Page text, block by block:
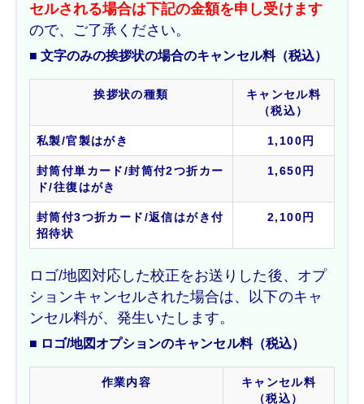
セルされる場合は下記の金額を申し受けます
ので、ご了承ください。
■ 文字のみの挨拶状の場合のキャンセル料（税込）
挨拶状の種類
キャンセル料
（税込）
私製/官製はがき 1,100円
封筒付単カード/封筒付2つ折カー
ド/往復はがき
1,650円
封筒付3つ折カード/返信はがき付
招待状
2,100円
ロゴ/地図対応した校正をお送りした後、オプ
ションキャンセルされた場合は、以下のキャ
ンセル料が、発生いたします。
■ ロゴ/地図オプションのキャンセル料（税込）
作業内容
キャンセル料
（税込）